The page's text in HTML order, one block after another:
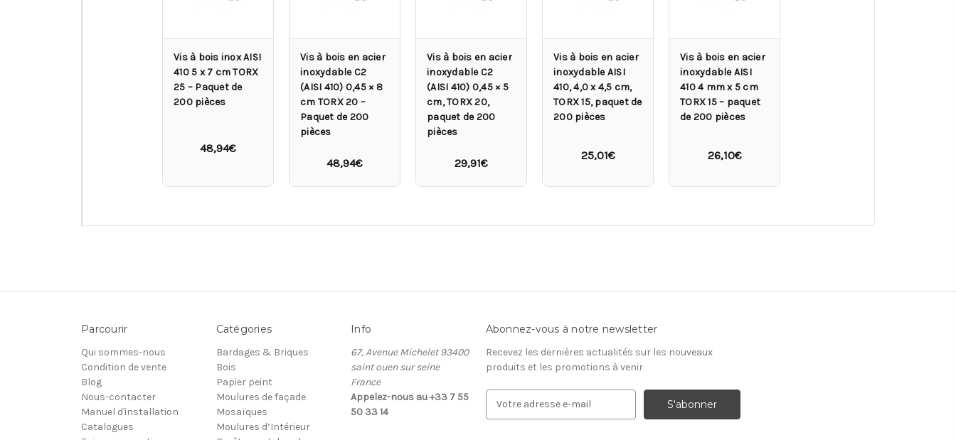
Vis à bois inox AISI
410 5 x 7 cm TORX
25 – Paquet de
200 pièces
48,94€
Vis à bois en acier
inoxydable C2
(AISI 410) 0,45 × 8
cm TORX 20 –
Paquet de 200
pièces
48,94€
Vis à bois en acier
inoxydable C2
(AISI 410) 0,45 × 5
cm, TORX 20,
paquet de 200
pièces
29,91€
Vis à bois en acier
inoxydable AISI
410, 4,0 x 4,5 cm,
TORX 15, paquet de
200 pièces
25,01€
Vis à bois en acier
inoxydable AISI
410 4 mm x 5 cm
TORX 15 – paquet
de 200 pièces
26,10€
Parcourir
Qui sommes-nous
Condition de vente
Blog
Nous-contacter
Manuel d'installation
Catalogues
Catégories
Bardages & Briques
Bois
Papier peint
Moulures de façade
Mosaïques
Moulures d’Intérieur
Info
67, Avenue Michelet 93400
saint ouen sur seine
France
Appelez-nous au +33 7 55
50 33 14
Abonnez-vous à notre newsletter
Recevez les dernières actualités sur les nouveaux
produits et les promotions à venir